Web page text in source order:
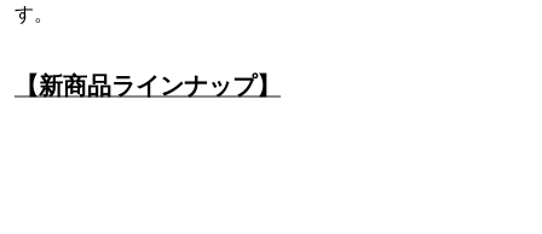
す。
【新商品ラインナップ】